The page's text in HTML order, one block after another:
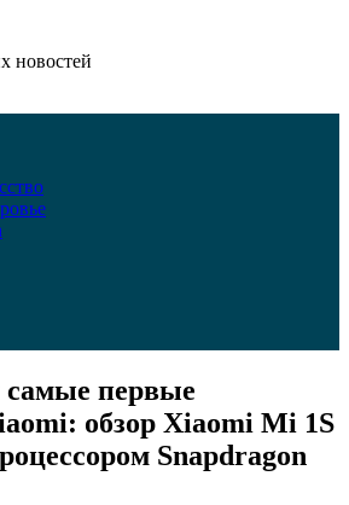
новостей
первые
обзор Xiaomi Mi 1S
Snapdragon